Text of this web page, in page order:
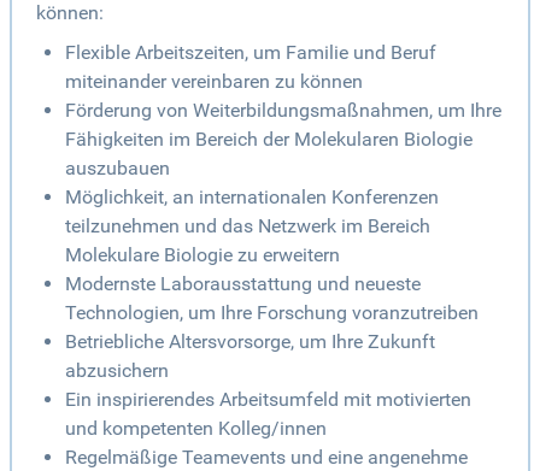
können:
Flexible Arbeitszeiten, um Familie und Beruf
miteinander vereinbaren zu können
Förderung von Weiterbildungsmaßnahmen, um Ihre
Fähigkeiten im Bereich der Molekularen Biologie
auszubauen
Möglichkeit, an internationalen Konferenzen
teilzunehmen und das Netzwerk im Bereich
Molekulare Biologie zu erweitern
Modernste Laborausstattung und neueste
Technologien, um Ihre Forschung voranzutreiben
Betriebliche Altersvorsorge, um Ihre Zukunft
abzusichern
Ein inspirierendes Arbeitsumfeld mit motivierten
und kompetenten Kolleg/innen
Regelmäßige Teamevents und eine angenehme